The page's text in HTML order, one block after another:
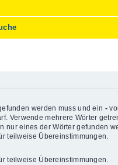
werden muss und ein -
Verwende mehrere Wörter
nur eines der Wörter gefunden
teilweise Übereinstimmungen.
teilweise Übereinstimmungen.